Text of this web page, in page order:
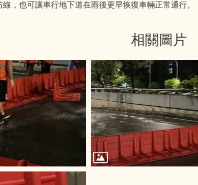
，也可讓車行地下道在雨後更早恢復車輛正常通行。
相關圖片